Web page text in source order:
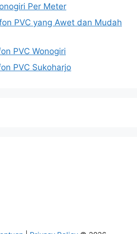
Per Meter
PVC yang Awet dan Mudah
PVC Wonogiri
PVC Sukoharjo